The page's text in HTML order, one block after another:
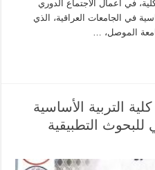
في أعمال الاجتماع الدوري
في الجامعات العراقية، الذي
الموصل، …
التربية الأساسية
للبحوث التطبيقية